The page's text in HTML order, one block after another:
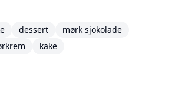
dessert
mørk sjokolade
kake